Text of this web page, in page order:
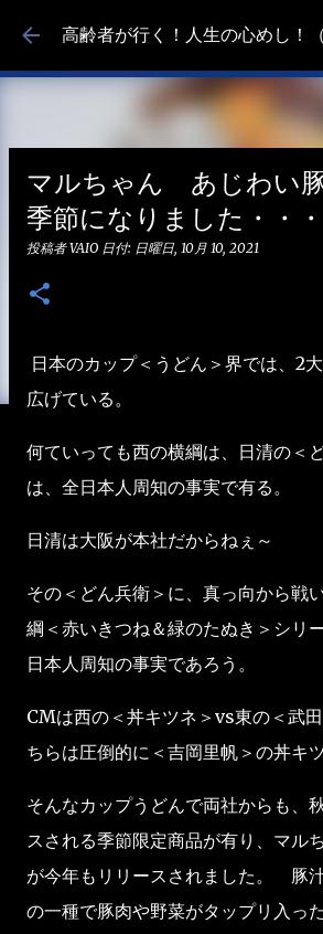
スキップしてメイン コンテ
マルちゃん あじわい
季節になりました・・・
投稿者VAIO 日付: 日曜日, 10月 10, 2021
日本のカップ＜うどん＞界では、2
広げている。
何ていっても西の横綱は、日清の＜
は、全日本人周知の事実で有る。
日清は大阪が本社だからねぇ～
その＜どん兵衛＞に、真っ向から戦
綱＜赤いきつね＆緑のたぬき＞シリ
日本人周知の事実であろう。
CMは西の＜丼キツネ＞vs東の＜武
ちらは圧倒的に＜吉岡里帆＞の丼キ
そんなカップうどんで両社からも、
スされる季節限定商品が有り、マル
が今年もリリースされました。 豚
の一種で豚肉や野菜がタップリ入っ